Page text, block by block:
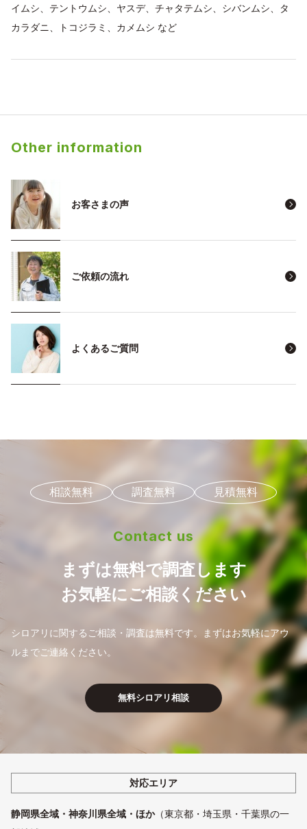
イムシ、テントウムシ、ヤスデ、チャタテムシ、シバンムシ、タ
カラダニ、トコジラミ、カメムシ など
Other information
お客さまの声
ご依頼の流れ
よくあるご質問
相談無料 調査無料 見積無料
Contact us
まずは無料で調査します
お気軽にご相談ください
シロアリに関するご相談・調査は無料です。
まずはお気軽にアウ
ルまでご連絡ください。
無料シロアリ相談
対応エリア
静岡県全域・神奈川県全域・ほか（東京都・埼玉県・千葉県の一